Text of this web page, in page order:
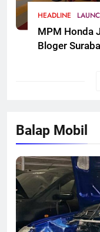
HEADLINE
MPM Honda
Bloger
Balap Mobil